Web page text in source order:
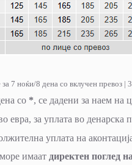
7 ноќи/8 дена со вклучен
со *, се дадени за наем на
евра, за уплата во денарска
уплата на
имаат директен поглед